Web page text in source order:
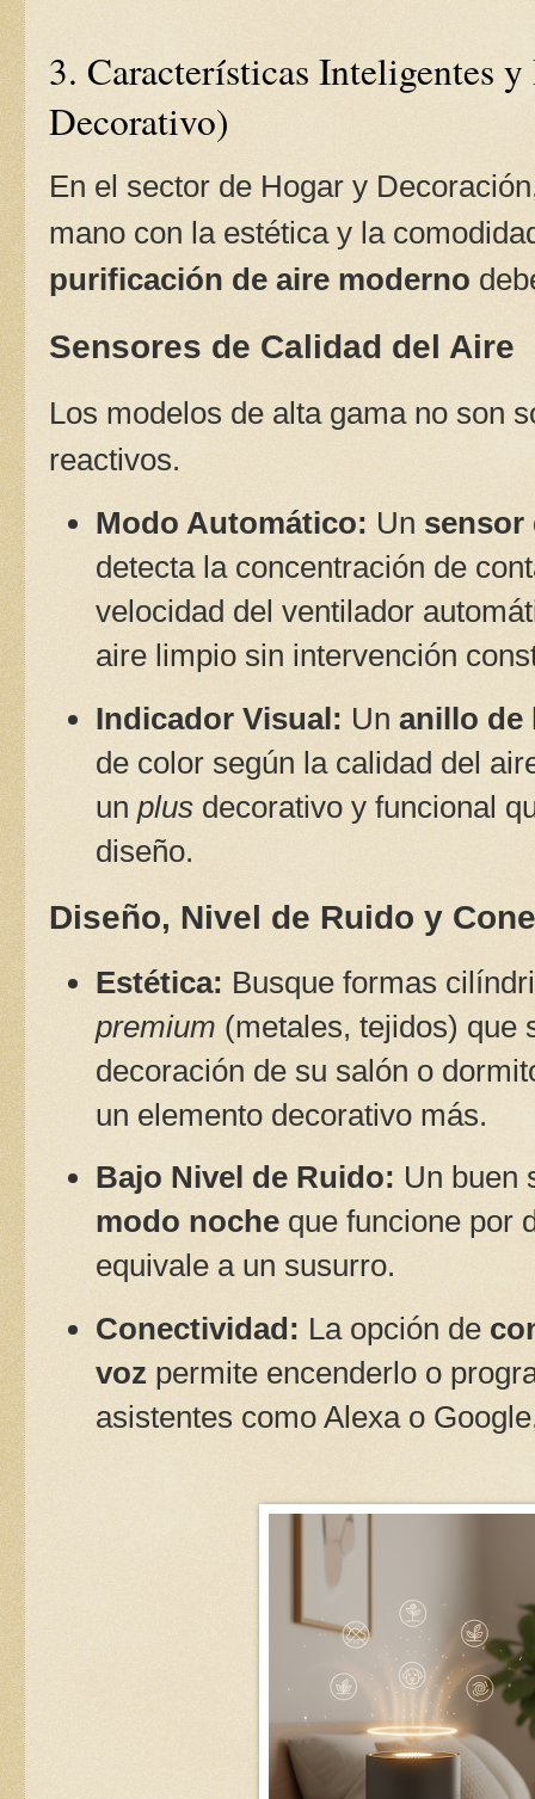
3. Características Inteligentes
Decorativo)
En el sector de Hogar y
mano con la estética y la
purificación de aire moderno
Sensores de Calidad del Aire
Los modelos de alta gama no son
reactivos.
Modo Automático: Un sensor
detecta la concentración de
velocidad del ventilador
aire limpio sin intervención
Indicador Visual: Un anillo de
de color según la calidad del
un plusdecorativo y funcional
diseño.
Diseño, Nivel de Ruido y
Estética: Busque formas
premium (metales, tejidos) que
decoración de su salón o
un elemento decorativo más.
Bajo Nivel de Ruido: Un buen
modo nocheque funcione por
equivale a un susurro.
Conectividad: La opción de
voz permite encenderlo o
asistentes como Alexa o